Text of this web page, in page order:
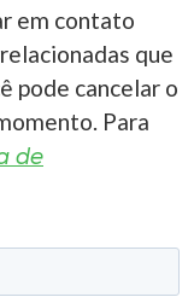
em contato
que
pode cancelar o
Para
de